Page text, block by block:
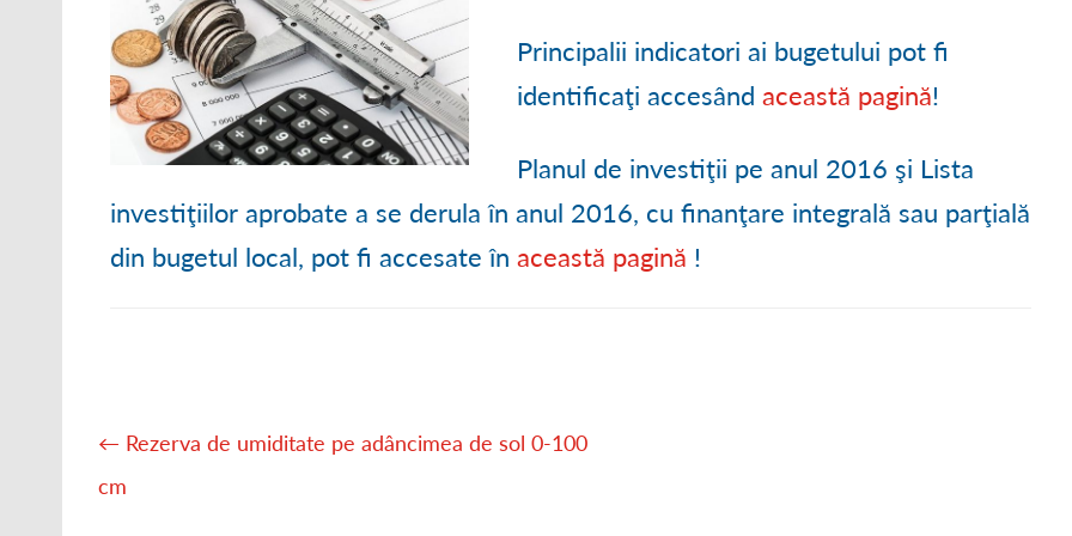
● ORGANIGRAMĂ
● STRATEGII DE DEZVOLTARE
● RAPOARTE ȘI STUDII
● CONVOCĂRI ȘEDINȚE C.L.
● HARTA TURISTICĂ● TRANSPARENȚĂ
● APLICAREA LEGII 544/2001
Principalii indicatori ai bugetului pot fi
identificaţi accesând această pagină!
Planul de investiţii pe anul 2016 şi Lista
investiţiilor aprobate a se derula în anul 2016, cu finanţare integrală sau parţială
din bugetul local, pot fi accesate în această pagină !
← Rezerva de umiditate pe adâncimea de sol 0-100
cm